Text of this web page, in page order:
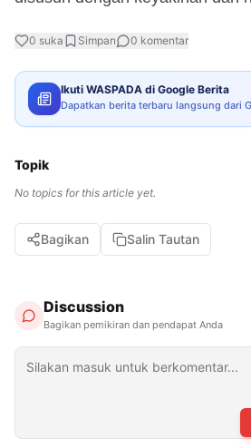
0 suka Simpan 0 komentar
Ikuti WASPADA di Google Berita
Dapatkan berita terbaru langsung dari
Topik
No topics for this article yet.
Bagikan Salin Tautan
Discussion
Bagikan pemikiran dan pendapat Anda